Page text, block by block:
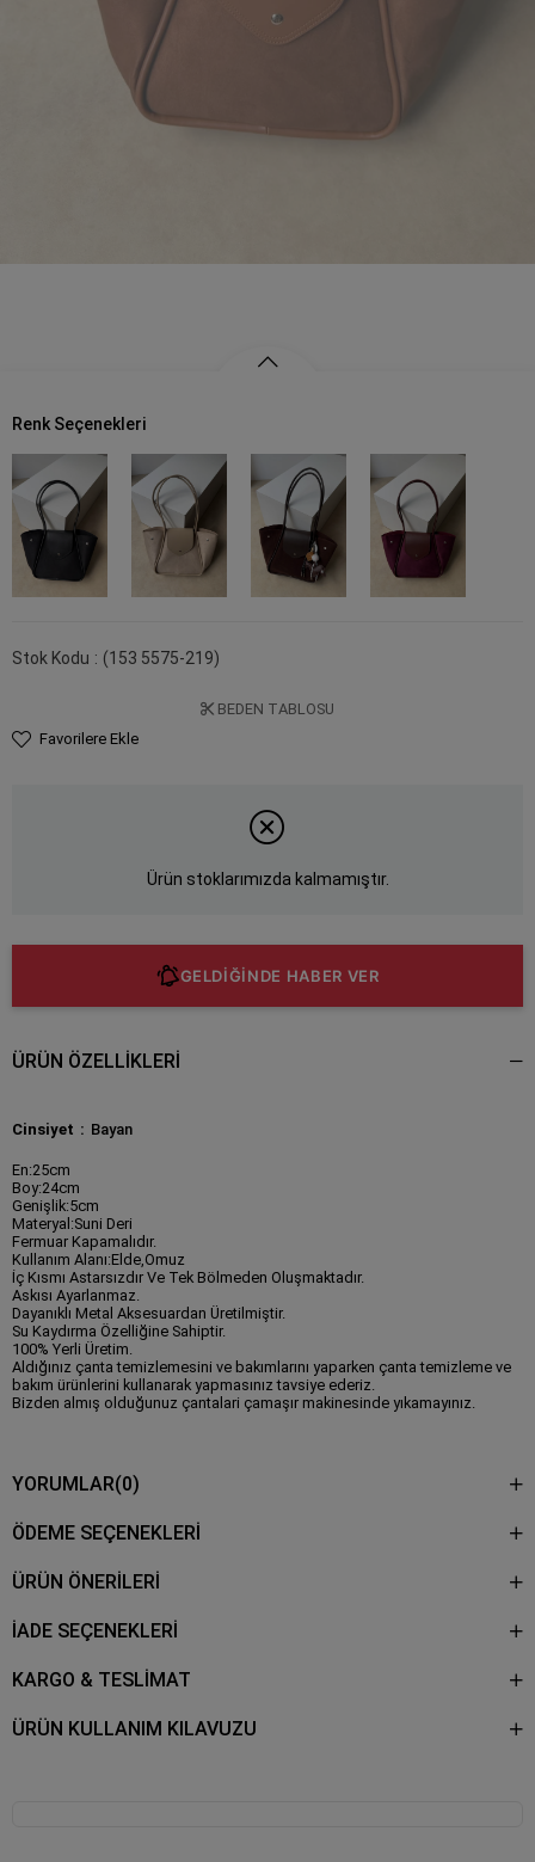
Renk Seçenekleri
Stok Kodu (153 5575-219)
BEDEN TABLOSU
Favorilere Ekle
Ürün stoklarımızda kalmamıştır.
GELDİĞİNDE HABER VER
ÜRÜN ÖZELLIKLERI
Cinsiyet Bayan
En:25cm
Boy:24cm
Genişlik:5cm
Materyal:Suni Deri
Fermuar Kapamalıdır.
Kullanım Alanı:Elde,Omuz
İç Kısmı Astarsızdır Ve Tek Bölmeden Oluşmaktadır.
Askısı Ayarlanmaz.
Dayanıklı Metal Aksesuardan Üretilmiştir.
Su Kaydırma Özelliğine Sahiptir.
100% Yerli Üretim.
Aldığınız çanta temizlemesini ve bakımlarını yaparken çanta temizleme ve
bakım ürünlerini kullanarak yapmasınız tavsiye ederiz.
Bizden almış olduğunuz çantalari çamaşır makinesinde yıkamayınız.
YORUMLAR(0)
ÖDEME SEÇENEKLERI
ÜRÜN ÖNERILERI
İADE SEÇENEKLERİ
KARGO & TESLİMAT
ÜRÜN KULLANIM KILAVUZU